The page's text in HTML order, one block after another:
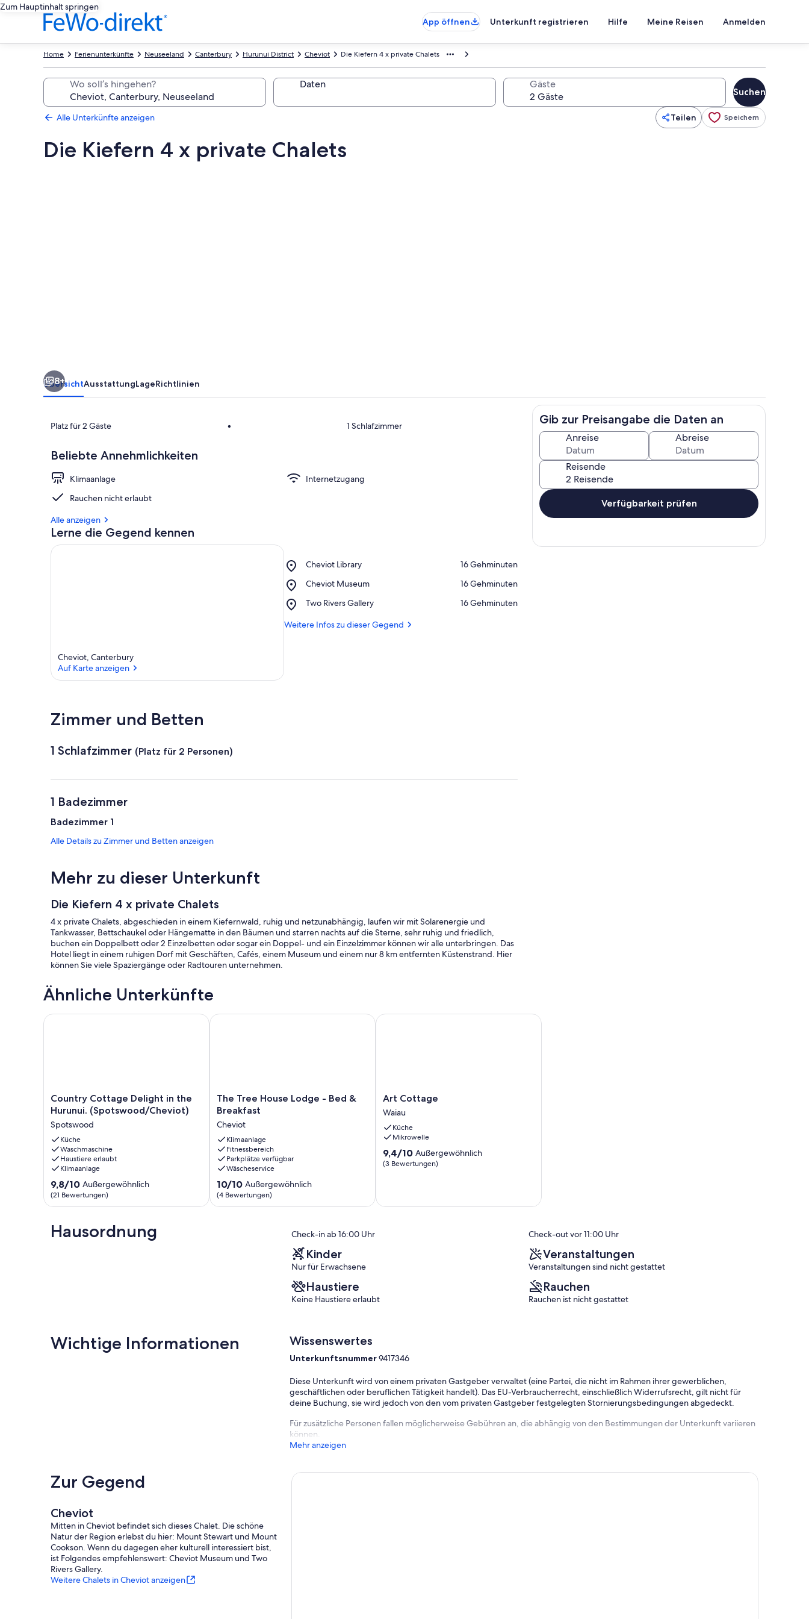
Zum Hauptinhalt springen
App öffnen
Unterkunft registrieren Hilfe Meine Reisen Anmelden
Die Kiefern 4 x private Chalets
Cheviot
Hurunui District
Canterbury
Neuseeland
Ferienunterkünfte
Home
Wo soll’s hingehen? Daten Gäste
Suchen
Alle Unterkünfte anzeigen Teilen Speichern
Die Kiefern 4 x private Chalets
Eigene Küche Speisen im Freien
8+
ÜbersichtAusstattungLageRichtlinien
Platz für 2 Gäste • 1 Schlafzimmer
Beliebte Annehmlichkeiten
Klimaanlage
Internetzugang
Rauchen nicht erlaubt
Alle anzeigen
Lerne die Gegend kennen
Cheviot, Canterbury
Auf Karte anzeigen
Cheviot Library
Place,
Library
‪16 Gehminuten‬
Cheviot Museum
Place,
Museum
‪16 Gehminuten‬
Two Rivers Gallery
Place,
Rivers
‪16 Gehminuten‬
Weitere Infos zu dieser Gegend
Zimmer und Betten
1 Schlafzimmer (Platz für 2 Personen)
1 Badezimmer
Badezimmer 1
Alle Details zu Zimmer und Betten anzeigen
Mehr zu dieser Unterkunft
Die Kiefern 4 x private Chalets
4 x private Chalets, abgeschieden in einem Kiefernwald, ruhig und netzunabhängig, laufen wir mit Solarenergie und
Tankwasser, Bettschaukel oder Hängematte in den Bäumen und starren nachts auf die Sterne, sehr ruhig und friedlich,
buchen ein Doppelbett oder 2 Einzelbetten oder sogar ein Doppel- und ein Einzelzimmer können wir alle unterbringen. Das
Hotel liegt in einem ruhigen Dorf mit Geschäften, Cafés, einem Museum und einem nur 8 km entfernten Küstenstrand. Hier
können Sie viele Spaziergänge oder Radtouren unternehmen.
Gib zur Preisangabe die Daten an
Anreise Abreise
Reisende
Verfügbarkeit prüfen
Ähnliche Unterkünfte
Country
Cottage
in
the
Hurunui.
(Spotswood/Cheviot)
Spotswood
Country Cottage Delight in the
Hurunui. (Spotswood/Cheviot)
Spotswood
Küche
Waschmaschine
Haustiere erlaubt
Klimaanlage
9.8
von
10,
(21
Bewertungen)
9,8/10 Außergewöhnlich
(21 Bewertungen)
Country Cottage Delight in the Hurunui. (Spotswood/Cheviot)
The
Tree
Lodge
-
Bed
&
Breakfast
Cheviot
The Tree House Lodge - Bed &
Breakfast
Cheviot
Klimaanlage
Fitnessbereich
Parkplätze verfügbar
Wäscheservice
10.0
von
10,
10/10 Außergewöhnlich
(4 Bewertungen)
The Tree House Lodge - Bed & Breakfast
Art
Cottage
Waiau
Art Cottage
Waiau
Küche
Mikrowelle
9.4
von
Bewertungen)
9,4/10 Außergewöhnlich
(3 Bewertungen)
Art Cottage
Hausordnung Check-in ab 16:00 Uhr Check-out vor 11:00 Uhr
Kinder
Nur für Erwachsene
Veranstaltungen
Veranstaltungen sind nicht gestattet
Haustiere
Keine Haustiere erlaubt
Rauchen
Rauchen ist nicht gestattet
Wichtige Informationen Wissenswertes
Unterkunftsnummer9417346
Diese Unterkunft wird von einem privaten Gastgeber verwaltet (eine Partei, die nicht im Rahmen ihrer gewerblichen,
geschäftlichen oder beruflichen Tätigkeit handelt). Das EU-Verbraucherrecht, einschließlich Widerrufsrecht, gilt nicht für
deine Buchung, sie wird jedoch von den vom privaten Gastgeber festgelegten Stornierungsbedingungen abgedeckt.
Für zusätzliche Personen fallen möglicherweise Gebühren an, die abhängig von den Bestimmungen der Unterkunft variieren
können.
Mehr anzeigen
Zur Gegend
Cheviot
Mitten in Cheviot befindet sich dieses Chalet. Die schöne
Natur der Region erlebst du hier: Mount Stewart und Mount
Cookson. Wenn du dagegen eher kulturell interessiert bist,
ist Folgendes empfehlenswert: Cheviot Museum und Two
Rivers Gallery.
Weitere Chalets in Cheviot anzeigen